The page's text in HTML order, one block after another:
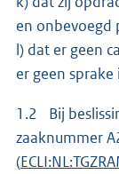
en onbevoegd
l) dat er geen
er geen
1.2 Bij
zaaknummer
(